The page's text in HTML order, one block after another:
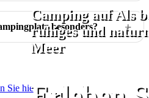
Camping auf Als
ruhiges und
Meer
besonders?
Sie hier